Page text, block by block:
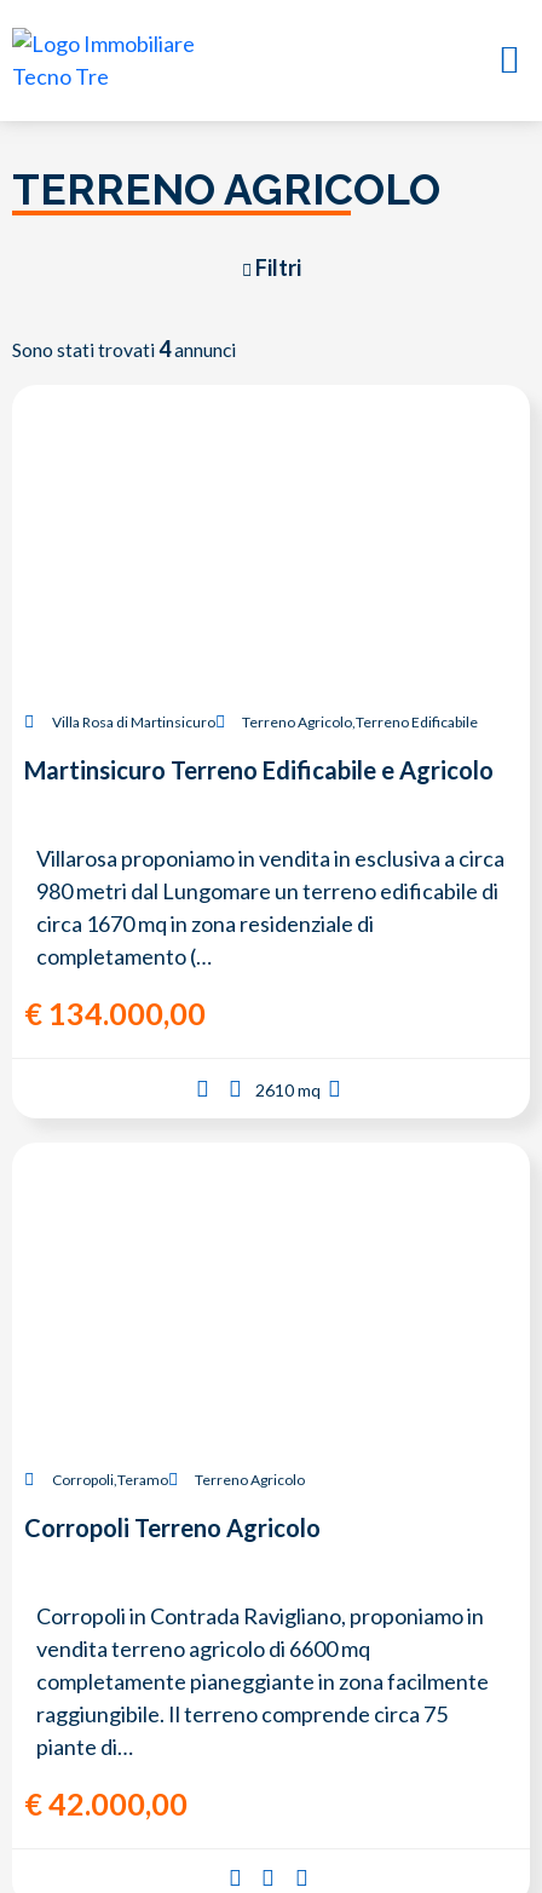
TERRENO AGRICOLO
Filtri
Sono stati trovati4annunci
Villa Rosa di Martinsicuro Terreno Agricolo Terreno Edificabile
Martinsicuro Terreno Edificabile e Agricolo
Villarosa proponiamo in vendita in esclusiva a circa
980 metri dal Lungomare un terreno edificabile di
circa 1670 mq in zona residenziale di
completamento (…
€ 134.000,00
2610 mq
Corropoli, Teramo Terreno Agricolo
Corropoli Terreno Agricolo
Corropoli in Contrada Ravigliano, proponiamo in
vendita terreno agricolo di 6600 mq
completamente pianeggiante in zona facilmente
raggiungibile. Il terreno comprende circa 75
piante di…
€42.000,00